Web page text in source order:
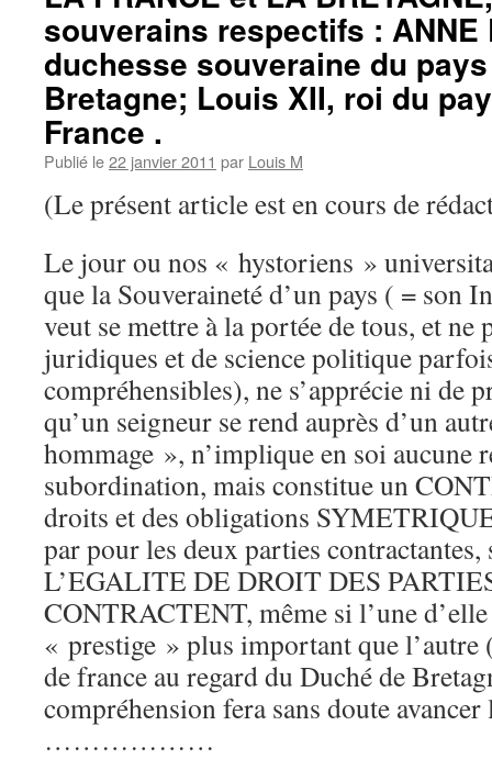
souverains respectifs : ANNE
duchesse souveraine du
Bretagne; Louis XII, roi du
France .
Publié le22 janvier 2011 par Louis M
(Le présent article est en cours de
Le jour ou nos « hystoriens »
que la Souveraineté d’un pays ( = son
veut se mettre à la portée de tous, et ne
juridiques et de science politique
compréhensibles), ne s’apprécie ni de
qu’un seigneur se rend auprès d’un
hommage », n’implique en soi aucune
subordination, mais constitue un
droits et des obligations
par pour les deux parties
L’EGALITE DE DROIT DES
CONTRACTENT, même si l’une
« prestige » plus important que l’autre
de france au regard du Duché de
compréhension fera sans doute avancer
………………